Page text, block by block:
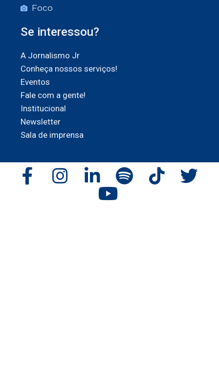
Foco
Se interessou?
A Jornalismo Jr
Conheça nossos serviços!
Eventos
Fale com a gente!
Institucional
Newsletter
Sala de imprensa